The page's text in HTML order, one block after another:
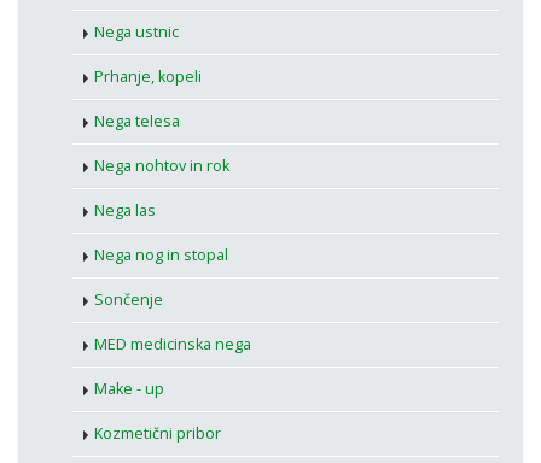
Nega ustnic
Prhanje, kopeli
Nega telesa
Nega nohtov in rok
Nega las
Nega nog in stopal
Sončenje
MED medicinska nega
Make - up
Kozmetični pribor